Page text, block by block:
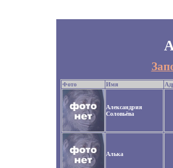
Фото Имя
Александрия
Соловьёва
Алька